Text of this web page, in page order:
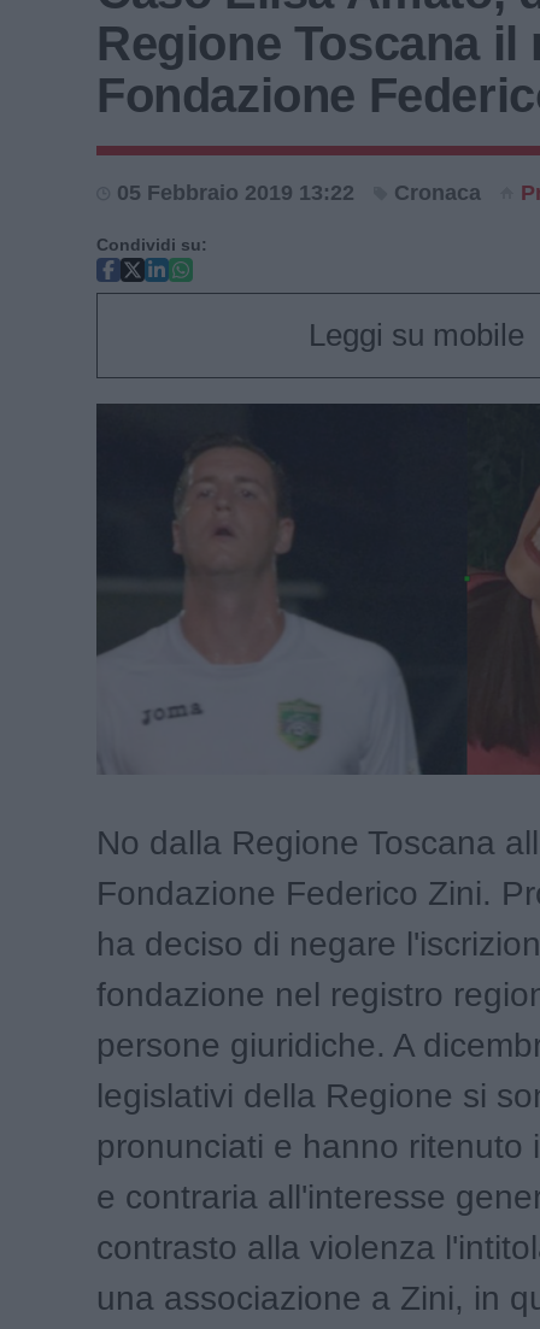
Regione Toscana il
Fondazione
05 Febbraio 2019 13:22 Cronaca
Condividi su:
Leggi su mobile
No dalla Regione Toscana
Fondazione Federico Zini.
ha deciso di negare
fondazione nel registro
persone giuridiche. A
legislativi della Regione si
pronunciati e hanno ritenuto
e contraria all'interesse
contrasto alla violenza
una associazione a Zini, in